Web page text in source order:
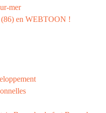
mer
(86) en WEBTOON !